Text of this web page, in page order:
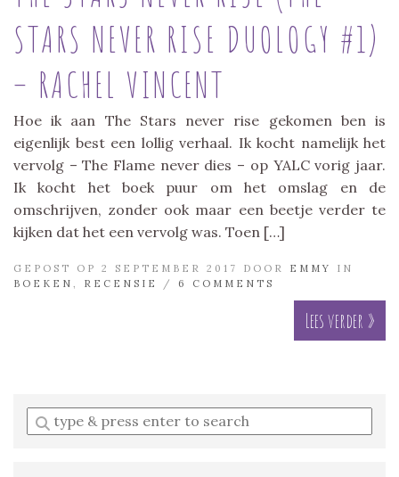
STARS NEVER RISE DUOLOGY #1)
– RACHEL VINCENT
Hoe ik aan The Stars never rise gekomen ben is
eigenlijk best een lollig verhaal. Ik kocht namelijk het
vervolg – The Flame never dies – op YALC vorig jaar.
Ik kocht het boek puur om het omslag en de
omschrijven, zonder ook maar een beetje verder te
kijken dat het een vervolg was. Toen […]
GEPOST OP 2 SEPTEMBER 2017 DOOR EMMY
IN
BOEKEN
RECENSIE / 6 COMMENTS
Lees verder »
Enter
a